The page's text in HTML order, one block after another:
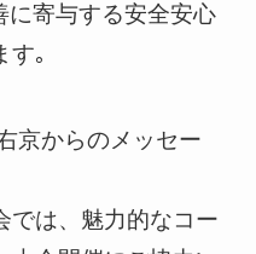
に寄与する安全安心
す｡
京からのメッセー
では、魅力的なコー